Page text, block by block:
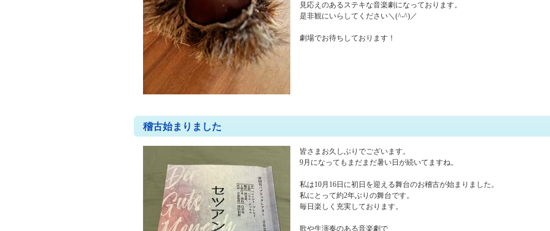
見応えのあるステキな音楽劇になっております。
是非観にいらしてください＼(^-^)／
劇場でお待ちしております！
稽古始まりました
皆さまお久しぶりでございます。
9月になってもまだまだ暑い日が続いてますね。
私は10月16日に初日を迎える舞台のお稽古が始まりました。
私にとって約2年ぶりの舞台です。
毎日楽しく充実しております。
歌や生演奏のある音楽劇で